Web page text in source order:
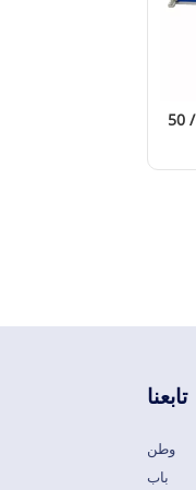
بنتلي نيفادا 3500 / 50M 288062-02
تابعنا
وطن
باب